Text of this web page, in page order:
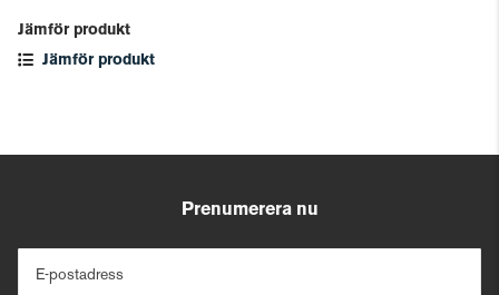
Jämför produkt
Jämför produkt
Prenumerera nu
E-postadress